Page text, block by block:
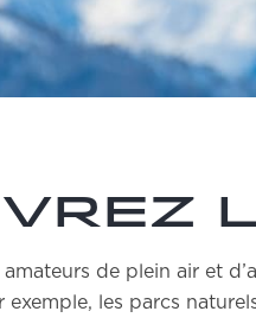
de plein air et
exemple, les parcs